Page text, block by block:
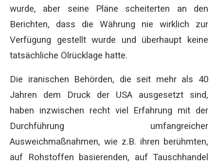
wurde, aber seine Pläne scheiterten an den
Berichten, dass die Währung nie wirklich zur
Verfügung gestellt wurde und überhaupt keine
tatsächliche Ölrücklage hatte.
Die iranischen Behörden, die seit mehr als 40
Jahren dem Druck der USA ausgesetzt sind,
haben inzwischen recht viel Erfahrung mit der
Durchführung umfangreicher
Ausweichmaßnahmen, wie z.B. ihren berühmten,
auf Rohstoffen basierenden, auf Tauschhandel